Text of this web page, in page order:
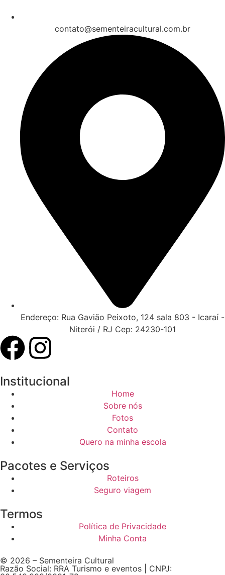
contato@sementeiracultural.com.br
Endereço: Rua Gavião Peixoto, 124 sala 803 - Icaraí -
Niterói / RJ Cep: 24230-101
Institucional
Home
Sobre nós
Fotos
Contato
Quero na minha escola
Pacotes e Serviços
Roteiros
Seguro viagem
Termos
Política de Privacidade
Minha Conta
© 2026 – Sementeira Cultural
Razão Social: RRA Turismo e eventos | CNPJ: